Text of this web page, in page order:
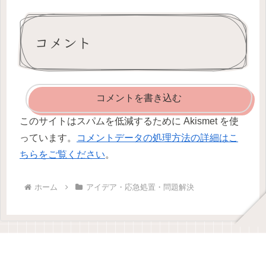
コメント
コメントを書き込む
このサイトはスパムを低減するために Akismet を使
っています。
コメントデータの処理方法の詳細はこ
ちらをご覧ください。
ホーム アイデア・応急処置・問題解決